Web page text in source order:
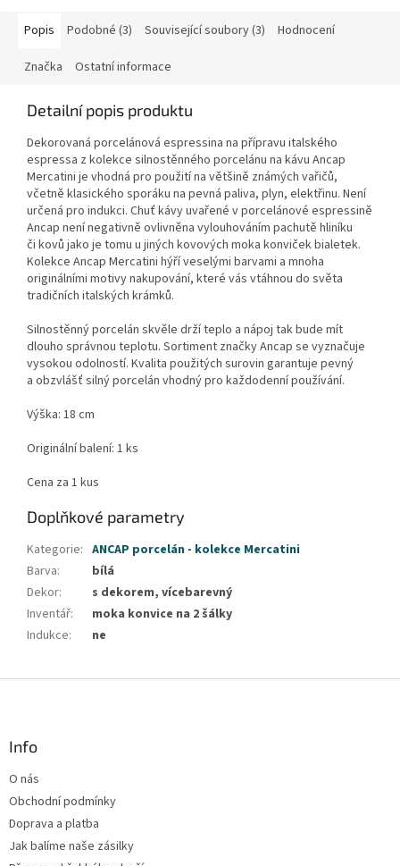
Popis Podobné (3) Související soubory (3) Hodnocení
Značka Ostatní informace
Detailní popis produktu
Dekorovaná porcelánová espressina na přípravu italského
espressa z kolekce silnostěnného porcelánu na kávu Ancap
Mercatini je vhodná pro použití na většině známých vařičů,
včetně klasického sporáku na pevná paliva, plyn, elektřinu. Není
určená pro indukci. Chuť kávy uvařené v porcelánové espressině
Ancap není negativně ovlivněna vylouhováním pachutě hliníku
či kovů jako je tomu u jiných kovových moka konviček bialetek.
Kolekce Ancap Mercatini hýří veselými barvami a mnoha
originálními motivy nakupování, které vás vtáhnou do světa
tradičních italských krámků.
Silnostěnný porcelán skvěle drží teplo a nápoj tak bude mít
dlouho správnou teplotu. Sortiment značky Ancap se vyznačuje
vysokou odolností. Kvalita použitých surovin garantuje pevný
a obzvlášť silný porcelán vhodný pro každodenní používání.
Výška: 18 cm
Originální balení: 1 ks
Cena za 1 kus
Doplňkové parametry
Kategorie: ANCAP porcelán - kolekce Mercatini
Barva:
bílá
Dekor:
s dekorem, vícebarevný
Inventář:
moka konvice na 2 šálky
Indukce: ne
Info
O nás
Obchodní podmínky
Doprava a platba
Jak balíme naše zásilky